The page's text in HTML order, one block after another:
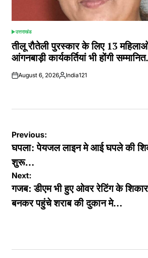
POSTED
IN
उत्तराखंड
तीलू रौतेली पुरस्कार के लिए 13
आंगनबाड़ी कार्यकर्तियां भी होंगी
August 6, 2026Posted
India121
Post
navigation
Previous:
घपला: पेयजल लाइन मे आई घपले की
शुरू…
Next:
गजब: डीएम भी हुए ओवर रेटिंग के
बनकर पहुंचे शराब की दुकान मे…